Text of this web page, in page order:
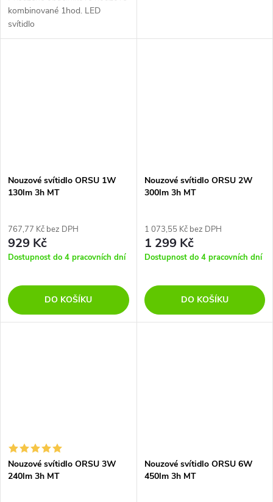
kombinované 1hod. LED
svítidlo
Nouzové svítidlo ORSU 1W
130lm 3h MT
767,77 Kč bez DPH
929 Kč
Dostupnost do 4 pracovních dní
DO KOŠÍKU
Nouzové svítidlo ORSU 2W
300lm 3h MT
1 073,55 Kč bez DPH
1 299 Kč
Dostupnost do 4 pracovních dní
DO KOŠÍKU
Nouzové svítidlo ORSU 3W
240lm 3h MT
Nouzové svítidlo ORSU 6W
450lm 3h MT